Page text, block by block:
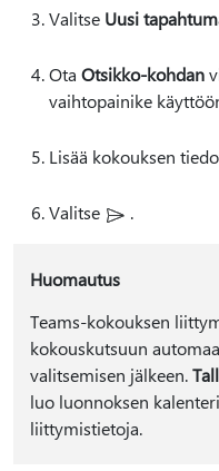
Valitse Uusi
Ota Otsikko-kohdan
vaihtopainike
Lisää kokouksen
Valitse .
Huomautus
Teams-kokouksen
kokouskutsuun
valitsemisen jälkeen.
luo luonnoksen
liittymistietoja.